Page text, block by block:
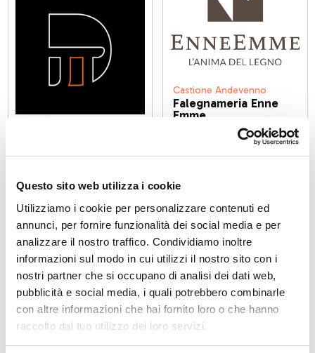
Questo sito web utilizza i cookie
Utilizziamo i cookie per personalizzare contenuti ed
annunci, per fornire funzionalità dei social media e per
analizzare il nostro traffico. Condividiamo inoltre
informazioni sul modo in cui utilizzi il nostro sito con i
nostri partner che si occupano di analisi dei dati web,
pubblicità e social media, i quali potrebbero combinarle
con altre informazioni che hai fornito loro o che hanno
raccolto dal tuo utilizzo dei loro servizi.
Dijiti digital agency
Castione Andevenno
Falegnameria Enne
Emme
Sondrio
Farmacia Carbone